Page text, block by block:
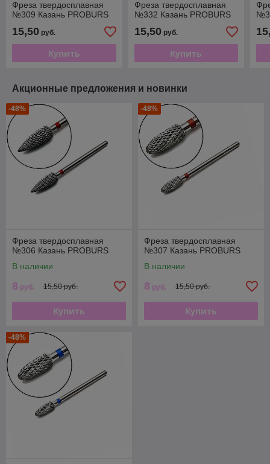
Фреза твердосплавная
№309 Казань PROBURS
15,50 руб.
Купить
Фреза твердосплавная
№332 Казань PROBURS
15,50руб.
Купить
Акционные предложения и новинки
-48%
Фреза твердосплавная
№306 Казань PROBURS
В наличии
8 руб. 15,50 руб.
Купить
-48%
Фреза твердосплавная
№307 Казань PROBURS
В наличии
8 руб. 15,50 руб.
Купить
-48%